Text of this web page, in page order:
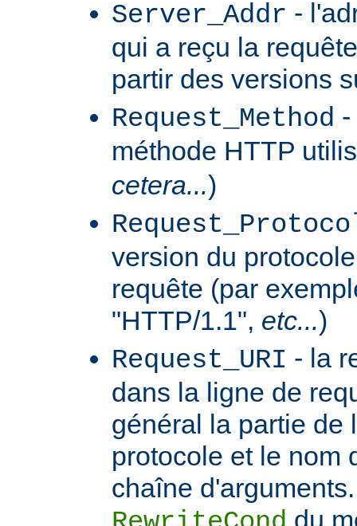
Server_Addr -
qui a reçu la
partir des versions
Request_Method
méthode HTTP
cetera...)
version du
requête (par
"HTTP/1.1", etc...)
Request_URI - la
dans la ligne de
général la partie de
protocole et le nom
chaîne
du